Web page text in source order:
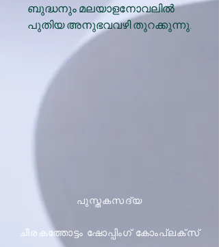
ബുദ്ധനും മലയാളനോവലിൽ
പുതിയ അനുഭവവഴി തുറക്കുന്നു.
പുസ്തകസദ്യ
ചീരകത്തോട്ടം ഷോപ്പിംഗ് കോംപ്ലക്സ്